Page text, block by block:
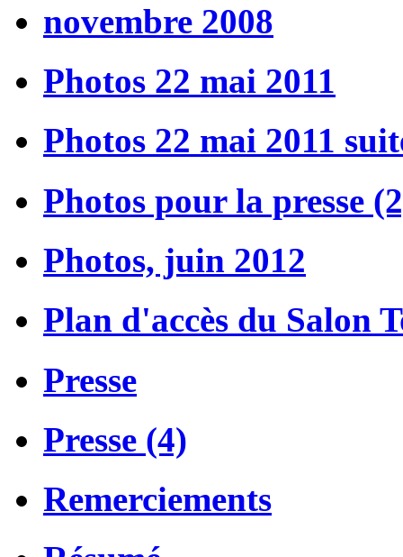
novembre 2008
Photos 22 mai 2011
Photos 22 mai 2011
Photos pour la presse
Photos, juin 2012
Plan d'accès du Salon
Presse
Presse (4)
Remerciements